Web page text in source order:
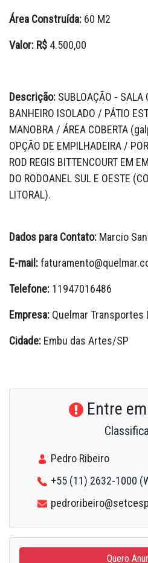
Área Construída: 60 M2
Valor: R$ 4.500,00
Descrição: SUBLOAÇÃO - SALA
BANHEIRO ISOLADO / PÁTIO
MANOBRA / ÁREA COBERTA
OPÇÃO DE EMPILHADEIRA /
ROD REGIS BITTENCOURT EM
DO RODOANEL SUL E OESTE
LITORAL).
Dados para Contato: Marcio
E-mail:
Telefone: 11947016486
Empresa: Quelmar Transportes
Cidade: Embu das Artes/SP
Entre
Pedro Ribeiro
+55 (11) 2632-1000
Quero